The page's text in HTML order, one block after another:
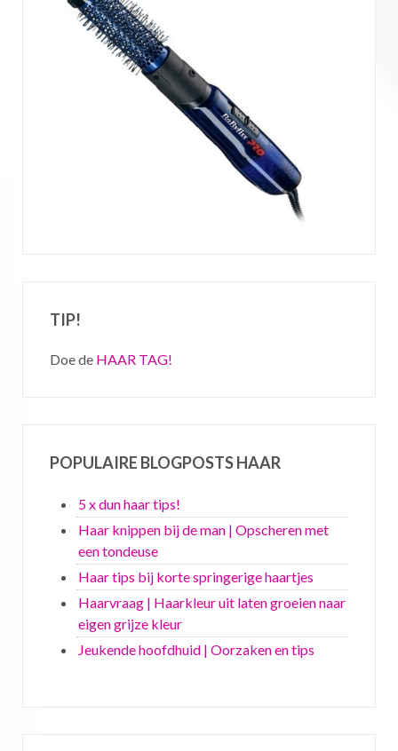
TIP!
Doe de HAAR TAG!
POPULAIRE BLOGPOSTS HAAR
5 x dun haar tips!
Haar knippen bij de man | Opscheren met
een tondeuse
Haar tips bij korte springerige haartjes
Haarvraag | Haarkleur uit laten groeien naar
eigen grijze kleur
Jeukende hoofdhuid | Oorzaken en tips